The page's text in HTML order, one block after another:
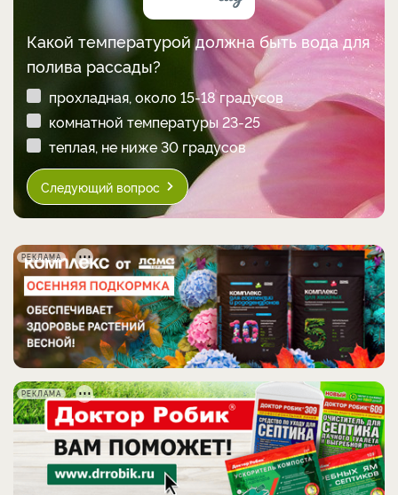
Какой температурой должна быть вода для
полива рассады?
прохладная, около 15-18 градусов
комнатной температуры 23-25
теплая, не ниже 30 градусов
Следующий вопрос
РЕКЛАМА
РЕКЛАМА